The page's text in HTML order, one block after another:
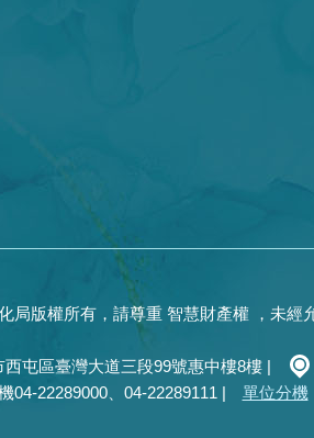
局版權所有，請尊重 智慧財產權 ，未經
屯區臺灣大道三段99號惠中樓8樓 |
04-22289000、04-22289111 |
單位分機